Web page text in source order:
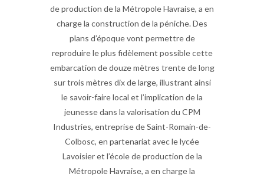
de production de la Métropole Havraise, a en
charge la construction de la péniche. Des
plans d’époque vont permettre de
reproduire le plus fidèlement possible cette
embarcation de douze mètres trente de long
sur trois mètres dix de large, illustrant ainsi
le savoir-faire local et l’implication de la
jeunesse dans la valorisation du CPM
Industries, entreprise de Saint-Romain-de-
Colbosc, en partenariat avec le lycée
Lavoisier et l’école de production de la
Métropole Havraise, a en charge la